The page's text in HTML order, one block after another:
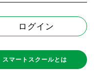
ログイン
スマートスクールとは